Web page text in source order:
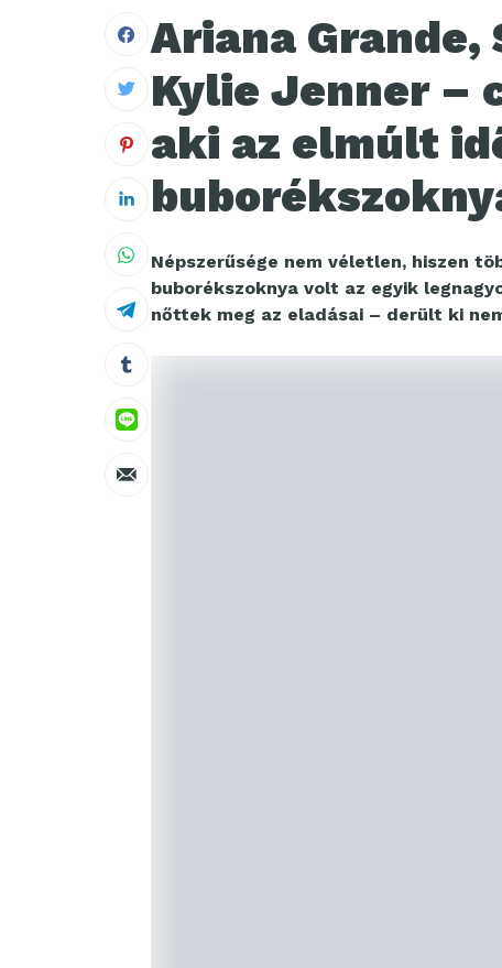
Ariana Grande,
Kylie Jenner –
aki az elmúlt
Népszerűsége nem véletlen, hiszen
buborékszoknya volt az egyik
nőttek meg az eladásai – derült ki